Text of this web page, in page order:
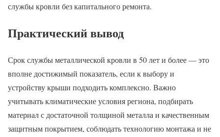
службы кровли без капитального ремонта.
Практический вывод
Срок службы металлической кровли в 50 лет и более — это
вполне достижимый показатель, если к выбору и
устройству крыши подходить комплексно. Важно
учитывать климатические условия региона, подбирать
материал с достаточной толщиной металла и качественным
защитным покрытием, соблюдать технологию монтажа и не